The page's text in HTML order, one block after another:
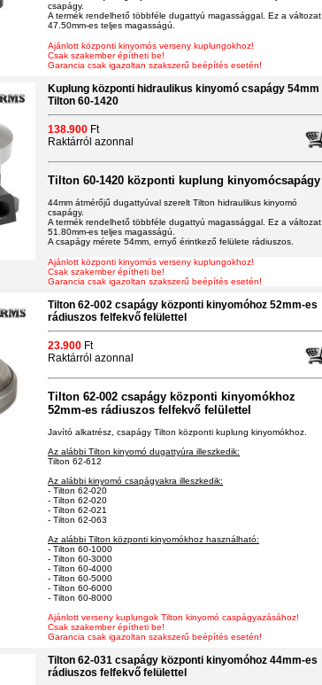
csapágy.
A termék rendelhető többféle dugattyú magassággal. Ez a változat
47.50mm-es teljes magasságú.
Ajánlott központi kinyomós verseny kuplungokhoz!
Csak szakember építheti be!
Garancia csak igazoltan szakszerű beépítés esetén!
Kuplung központi hidraulikus kinyomó csapágy 54mm
Tilton 60-1420
138.900 Ft
Raktárról azonnal
Tilton 60-1420 központi kuplung kinyomócsapágy
44mm átmérőjű dugattyúval szerelt Tilton hidraulikus kinyomó
csapágy.
A termék rendelhető többféle dugattyú magassággal. Ez a változat
51.80mm-es teljes magasságú.
A csapágy mérete 54mm, ernyő érintkező felülete rádiuszos.
Ajánlott központi kinyomós verseny kuplungokhoz!
Csak szakember építheti be!
Garancia csak igazoltan szakszerű beépítés esetén!
Tilton 62-002 csapágy központi kinyomóhoz 52mm-es
rádiuszos felfekvő felülettel
23.900 Ft
Raktárról azonnal
Tilton 62-002 csapágy központi kinyomókhoz
52mm-es rádiuszos felfekvő felülettel
Javító alkatrész, csapágy Tilton központi kuplung kinyomókhoz.
Az alábbi Tilton kinyomó dugattyúra illeszkedik:
Tilton 62-612
Az alábbi kinyomó csapágyakra illeszkedik:
- Tilton 62-020
- Tilton 62-020
- Tilton 62-021
- Tilton 62-063
Az alábbi Tilton központi kinyomókhoz használható:
- Tilton 60-1000
- Tilton 60-3000
- Tilton 60-4000
- Tilton 60-5000
- Tilton 60-6000
- Tilton 60-8000
Ajánlott verseny kuplungok Tilton kinyomó caspágyazásához!
Csak szakember építheti be!
Garancia csak igazoltan szakszerű beépítés esetén!
Tilton 62-031 csapágy központi kinyomóhoz 44mm-es
rádiuszos felfekvő felülettel